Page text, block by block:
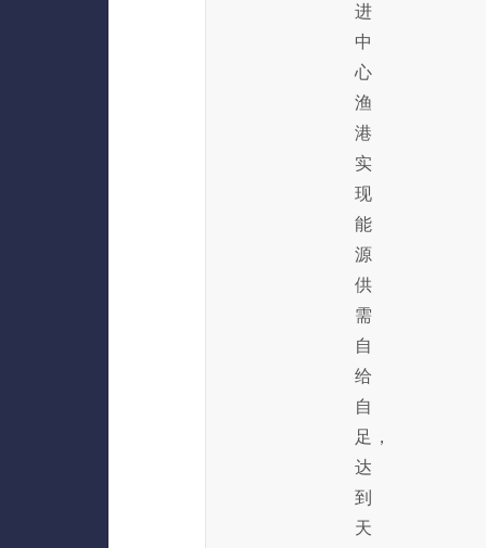
进
中
心
渔
港
实
现
能
源
供
需
自
给
自
足，
达
到
天